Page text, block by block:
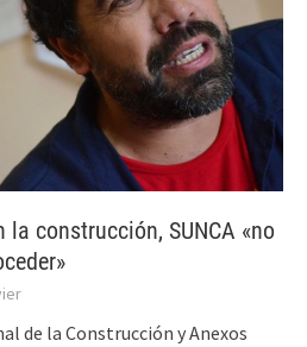
construcción, SUNCA «no
de la Construcción y Anexos